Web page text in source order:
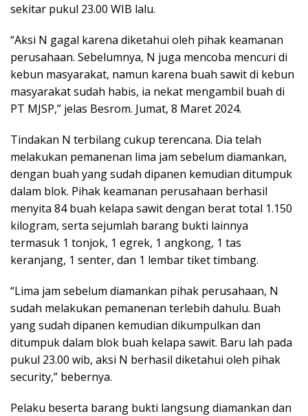
sekitar pukul 23.00 WIB lalu.
“Aksi N gagal karena diketahui oleh pihak keamanan
perusahaan. Sebelumnya, N juga mencoba mencuri di
kebun masyarakat, namun karena buah sawit di kebun
masyarakat sudah habis, ia nekat mengambil buah di
PT MJSP,” jelas Besrom. Jumat, 8 Maret 2024.
Tindakan N terbilang cukup terencana. Dia telah
melakukan pemanenan lima jam sebelum diamankan,
dengan buah yang sudah dipanen kemudian ditumpuk
dalam blok. Pihak keamanan perusahaan berhasil
menyita 84 buah kelapa sawit dengan berat total 1.150
kilogram, serta sejumlah barang bukti lainnya
termasuk 1 tonjok, 1 egrek, 1 angkong, 1 tas
keranjang, 1 senter, dan 1 lembar tiket timbang.
“Lima jam sebelum diamankan pihak perusahaan, N
sudah melakukan pemanenan terlebih dahulu. Buah
yang sudah dipanen kemudian dikumpulkan dan
ditumpuk dalam blok buah kelapa sawit. Baru lah pada
pukul 23.00 wib, aksi N berhasil diketahui oleh pihak
security,” bebernya.
Pelaku beserta barang bukti langsung diamankan dan